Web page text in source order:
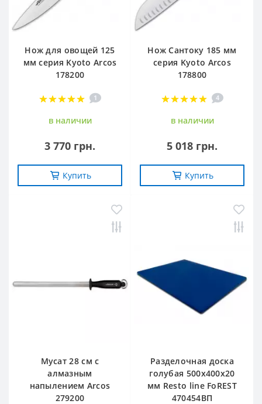
Нож для овощей 125
мм серия Kyoto Arcos
178200
1
в наличии
3 770 грн.
Купить
Нож Сантоку 185 мм
серия Kyoto Arcos
178800
4
в наличии
5 018 грн.
Купить
Мусат 28 см с
алмазным
напылением Arcos
279200
Разделочная доска
голубая 500х400х20
мм Resto line FoREST
470454ВП